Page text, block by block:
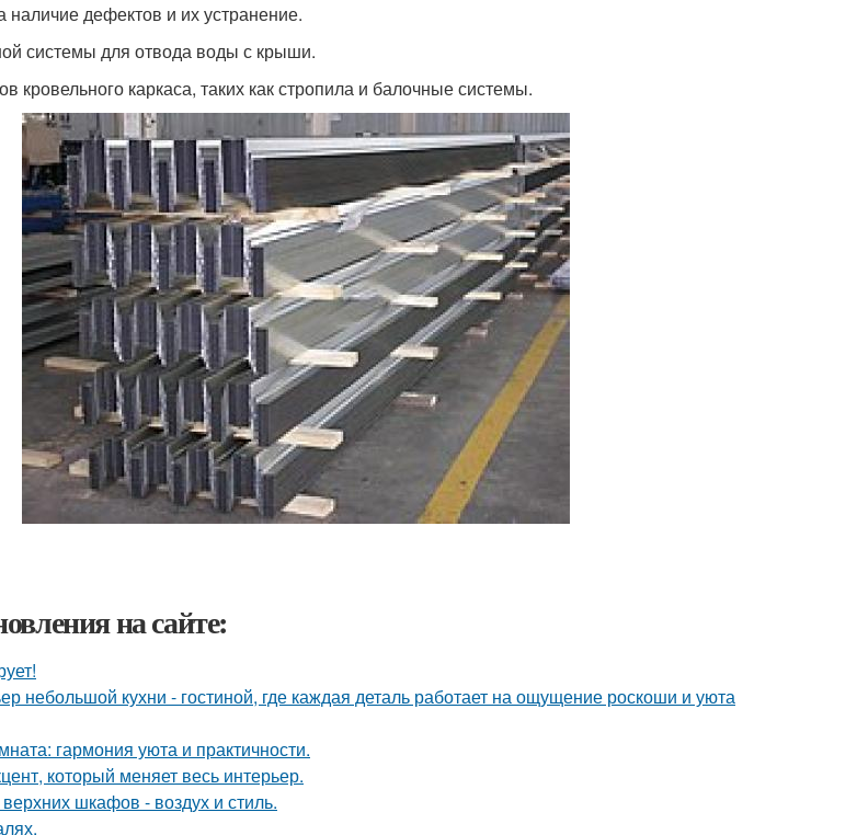
дефектов и их устранение.
системы для отвода воды с крыши.
кровельного каркаса, таких как стропила и балочные системы.
на сайте:
небольшой кухни - гостиной, где каждая деталь работает на ощущение роскоши и уюта
гармония уюта и практичности.
который меняет весь интерьер.
шкафов - воздух и стиль.